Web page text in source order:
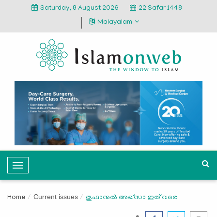
Saturday, 8 August 2026
22 Safar 1448
Malayalam
T
o
g
Home Current issues തൂഫാനുല്‍ അഖ്സാ ഇത് വരെ